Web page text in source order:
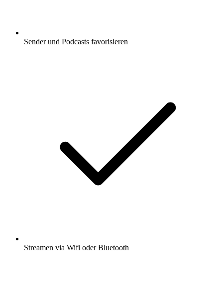
Sender und Podcasts favorisieren
Streamen via Wifi oder Bluetooth